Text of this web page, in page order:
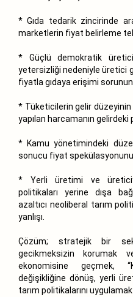
* Gıda tedarik zincirinde
marketlerin fiyat belirleme
* Güçlü demokratik
yetersizliği nedeniyle üretici
fiyatla gıdaya erişimi
* Tüketicilerin gelir düzeyinin
yapılan harcamanın gelirdeki
* Kamu yönetimindeki
sonucu fiyat
* Yerli üretimi ve
politikaları yerine dışa
azaltıcı neoliberal tarım
yanlışı.
Çözüm; stratejik bir
gecikmeksizin korumak
ekonomisine geçmek,
değişikliğine dönüş, yerli
tarım politikalarını